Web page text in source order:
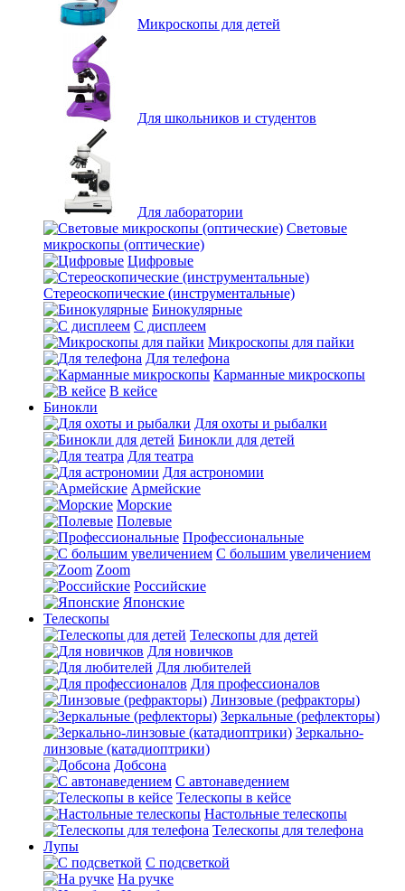
Микроскопы для детей
Для школьников и студентов
Для лаборатории
Световые
микроскопы (оптические)
Цифровые
Стереоскопические (инструментальные)
Бинокулярные
С дисплеем
Микроскопы для пайки
Для телефона
Карманные микроскопы
В кейсе
Бинокли
Для охоты и рыбалки
Бинокли для детей
Для театра
Для астрономии
Армейские
Морские
Полевые
Профессиональные
С большим увеличением
Zoom
Российские
Японские
Телескопы
Телескопы для детей
Для новичков
Для любителей
Для профессионалов
Линзовые (рефракторы)
Зеркальные (рефлекторы)
Зеркально-
линзовые (катадиоптрики)
Добсона
С автонаведением
Телескопы в кейсе
Настольные телескопы
Телескопы для телефона
Лупы
С подсветкой
На ручке